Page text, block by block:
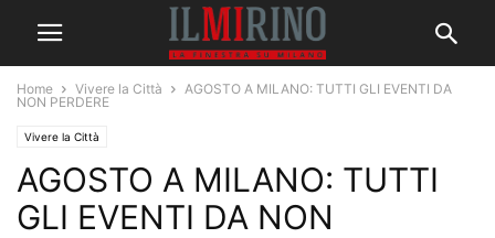
Home Vivere la Città
AGOSTO A MILANO: TUTTI GLI EVENTI DA
NON PERDERE
Vivere la Città
AGOSTO A MILANO: TUTTI
GLI EVENTI DA NON